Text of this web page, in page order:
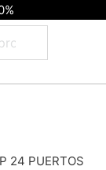
24 PUERTOS